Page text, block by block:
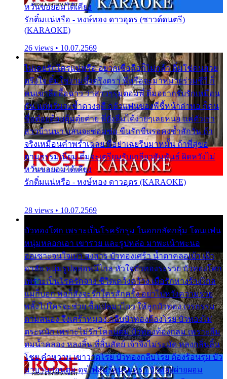
หวั่นขอยอมได้เคียง
รักติ๋มแน่หรือ - หงษ์ทอง ดาวอุดร (ซาวด์ดนตรี)
(KARAOKE)
26 views • 10.07.2569
ไม่เคยรักใครแน่หรือ อยากเชื่อถือก็ไม่กล้า ติ๋มใช่คนสวย
ตรึงใจ ติ๋มใช่งามซึ้งตรึงตรา พี่หรือจะมาหมายร่วมชีวี ก็
คนเขาลืออื้อฉาว ว่าสาวๆรุมตอมพี่ ติ๋มอยากรับรักเหมือน
กัน แต่หวั่นจะช้ำดวงฤดี กลัวแฟนของพี่ชี้หน้าด่าทอ ก็คน
ชื่อต๋อยต้อยตุ้มตุ๋ยต่าย พี่ยังลืมได้ง่ายๆเลยหนอ แค่ตัวเรา
สาวบ้านนา แสนจะซอมซ่อ ขืนรักขืนรอคงช้ำสักวัน ถ้า
จริงเหมือนคำพร่ำเฉลย พี่อย่าเฉยรีบมาหมั้น ถ้าพี่สู่ขอ
ตามธรรมเนียม ติ๋มจะเตรียมรับเกลียวสัมพันธ์ ผิดหวังไม่
หวั่นขอยอมได้เคียง
รักติ๋มแน่หรือ - หงษ์ทอง ดาวอุดร (KARAOKE)
28 views • 10.07.2569
บัวทองโศก เพราะเป็นโรครักรุม ในอกกลัดกลุ้ม โดนแฟน
หนุ่มหลอกเอา เขารวย และรูปหล่อ มาพะเน้าพะนอ
ออเซาะจนใจเบา สงสาร บัวทองเศร้า น้ำตาคลอเบ้า เฝ้า
อาลัย หนุ่มรูปหล่อหนีไกล หัวใจบัวทองระรวย บัวทองโศก
เพราะเป็นโรครักจาง ชีวิตเคว้งคว้าง เมื่อรักห่างร้างไกล
แม่ก็บอก พ่อก็สั่งจะรักใครสักครั้ง อย่าไปหวังความรวย
พลั้งไปใครจะช่วย ซื้อเปลมาไกว ให้ลูกบัวทอง เวรกรรม
ตามสนอง จึงเศร้าหมอง กลีบบัวทองต้องโรย บัวทองไม่
ตระหนัก เพราะไม่รักโคลนตม บัวทองท้องกลม เพราะลืม
ตมน้ำคลอง หลงลิ้น ที่สิ้นสัตย์ เจ้าจึงไม่ระมัด หลงกลิ่นลิ้น
โชย คำหวาน เขาวาดโรย บัวทองกลีบโรย ต้องร้อนรุม บัว
มาบานก่อนตูม ดุจไฟสุมร้อนรุมอุรา บัวทองผ่ายผอม